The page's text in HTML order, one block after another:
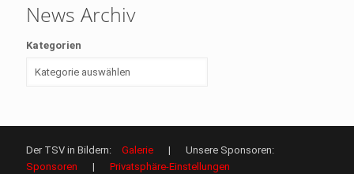
News Archiv
Kategorien
Der TSV in Bildern: Galerie | Unsere Sponsoren:
Sponsoren | Privatsphäre-Einstellungen